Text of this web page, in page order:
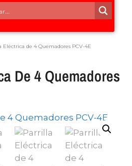
Eléctrica de 4 Quemadores PCV-4E
De 4 Quemadores